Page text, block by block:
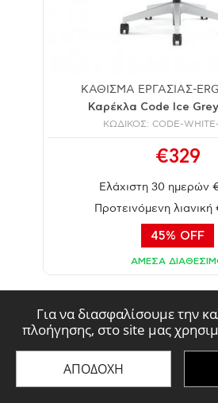
Για να διασφαλίσουμε την
πλοήγησης, στο site μας
ΑΠΟΔΟΧΗ
ΚΑΘΙΣΜΑ ΕΡΓΑΣΙΑΣ-
Καρέκλα Code Ice
ΚΩΔΙΚΟΣ: CODE-WHITE-
€329
Ελάχιστη 30 ημερών
Προτεινόμενη
45% OFF
ΑΜΕΣΑ
Διεύθυνση: